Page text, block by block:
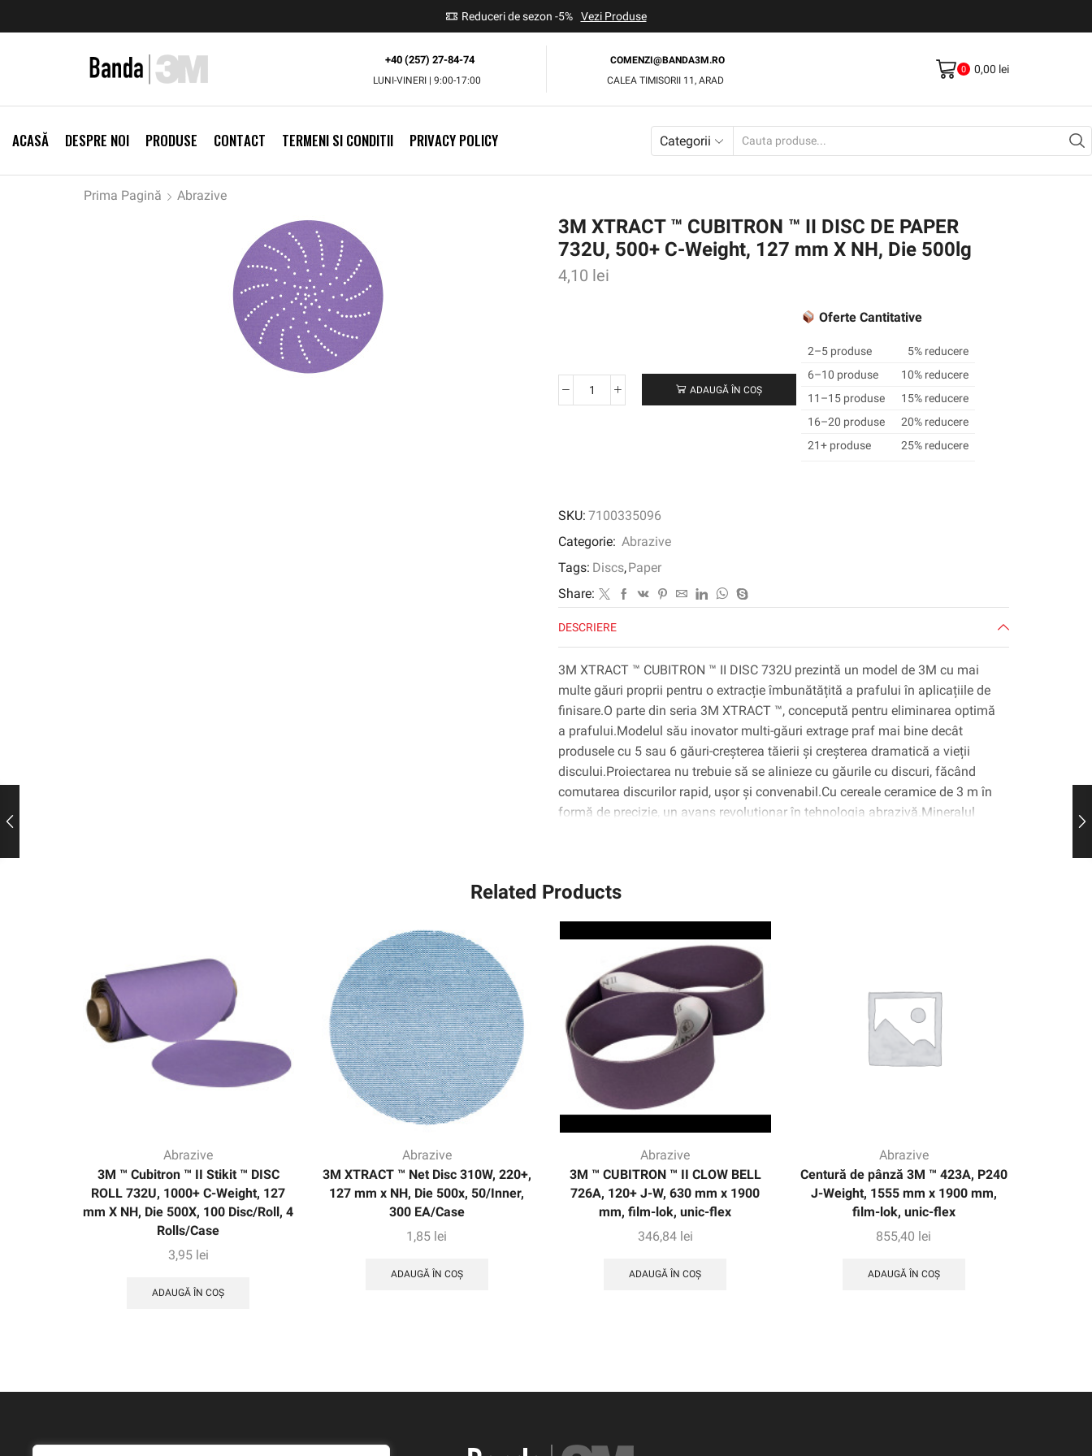
Reduceri de sezon -5% Vezi Produse
+40 (257) 27-84-74
LUNI-VINERI | 9:00-17:00
COMENZI@BANDA3M.RO
CALEA TIMISORII 11, ARAD
0 0,00 lei
ACASĂ DESPRE NOI PRODUSE CONTACT TERMENI SI CONDITII PRIVACY POLICY Categorii
Prima Pagină Abrazive
3M XTRACT ™ CUBITRON ™ II DISC DE PAPER
732U, 500+ C-Weight, 127 mm X NH, Die 500lg
4,10 lei
Cantitate
DISC
DE
732U,
500+
C-
Weight,
127
mm
NH,
Die
500lg
ADAUGĂ ÎN COȘ
Oferte Cantitative
2–5 produse
5% reducere
6–10 produse
10% reducere
11–15 produse
15% reducere
16–20 produse
20% reducere
21+ produse
25% reducere
SKU: 7100335096
Categorie: Abrazive
Tags: Discs,Paper
Share:
DESCRIERE
3M XTRACT ™ CUBITRON ™ II DISC 732U prezintă un model de 3M cu mai
multe găuri proprii pentru o extracție îmbunătățită a prafului în aplicațiile de
finisare.O parte din seria 3M XTRACT ™, concepută pentru eliminarea optimă
a prafului.Modelul său inovator multi-găuri extrage praf mai bine decât
produsele cu 5 sau 6 găuri-creșterea tăierii și creșterea dramatică a vieții
discului.Proiectarea nu trebuie să se alinieze cu găurile cu discuri, făcând
comutarea discurilor rapid, ușor și convenabil.Cu cereale ceramice de 3 m în
formă de precizie, un avans revoluționar în tehnologia abrazivă.Mineralul
convenționale.
Related Products
Abrazive
3M ™ Cubitron ™ II Stikit ™ DISC
ROLL 732U, 1000+ C-Weight, 127
mm X NH, Die 500X, 100 Disc/Roll, 4
Rolls/Case
3,95 lei
ADAUGĂ ÎN COȘ
Abrazive
3M XTRACT ™ Net Disc 310W, 220+,
127 mm x NH, Die 500x, 50/Inner,
300 EA/Case
1,85 lei
ADAUGĂ ÎN COȘ
Abrazive
3M ™ CUBITRON ™ II CLOW BELL
726A, 120+ J-W, 630 mm x 1900
mm, film-lok, unic-flex
346,84 lei
ADAUGĂ ÎN COȘ
Abrazive
Centură de pânză 3M ™ 423A, P240
J-Weight, 1555 mm x 1900 mm,
film-lok, unic-flex
855,40 lei
ADAUGĂ ÎN COȘ